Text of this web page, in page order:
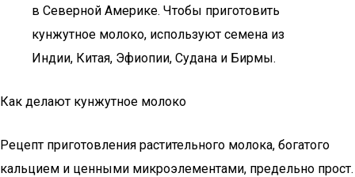
в Северной Америке. Чтобы приготовить
кунжутное молоко, используют семена из
Индии, Китая, Эфиопии, Судана и Бирмы.
Как делают кунжутное молоко
Рецепт приготовления растительного молока, богатого
кальцием и ценными микроэлементами, предельно прост.